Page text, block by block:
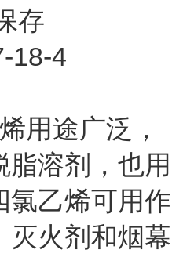
存
4
途广泛，
脂溶剂，也用
氯乙烯可用作
灭火剂和烟幕